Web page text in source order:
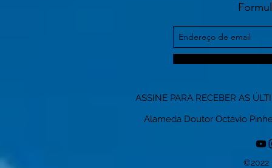
ASSINE PARA RECEBER AS
Alameda Doutor Octávio
©2022